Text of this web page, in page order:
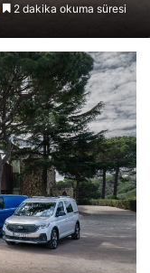
2 dakika okuma süresi